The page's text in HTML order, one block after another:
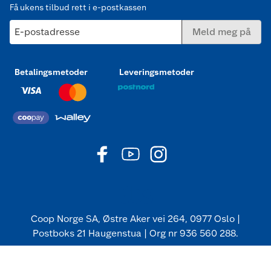
Få ukens tilbud rett i e-postkassen
E-postadresse Meld meg på
Betalingsmetoder Leveringsmetoder
Coop Norge SA, Østre Aker vei 264, 0977 Oslo |
Postboks 21 Haugenstua | Org nr 936 560 288.